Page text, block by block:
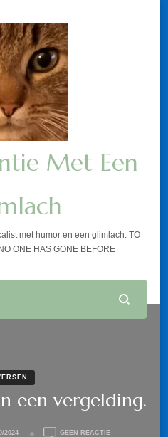
Met Een
met humor en een glimlach: TO
ONE HAS GONE BEFORE
een vergelding.
2024 GEEN REACTIEOP